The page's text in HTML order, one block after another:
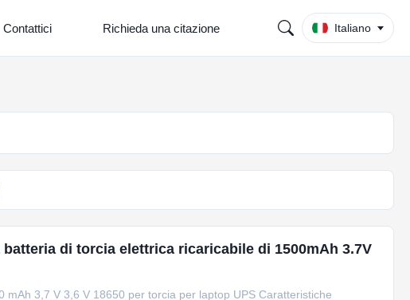
Contattici Richieda una citazione Italiano
di torcia elettrica ricaricabile di 1500mAh 3.7V
mAh 3,7 V 3,6 V 18650 per torcia per laptop UPS Caratteristiche